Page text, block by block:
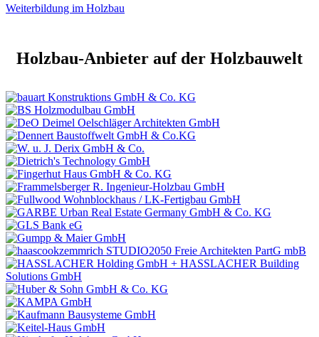
Weiterbildung im Holzbau
Holzbau-Anbieter auf der Holzbauwelt